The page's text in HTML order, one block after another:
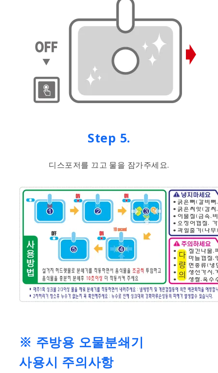
Step 5.
디스포저를 끄고 물을 잠가주세요.
※ 주방용 오물분쇄기
사용시 주의사항